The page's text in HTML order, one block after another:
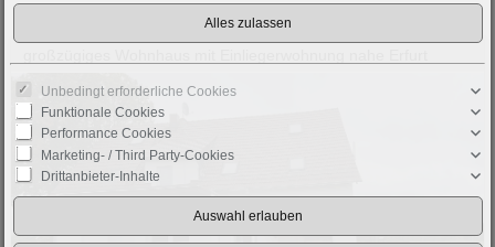
Unbedingt erforderliche Cookies
Funktionale Cookies
Performance Cookies
Marketing- / Third Party-Cookies
Drittanbieter-Inhalte